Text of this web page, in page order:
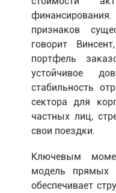
признаков
говорит
портфель
устойчивое
стабильность
сектора для
частных лиц,
свои поездки.
Ключевым
модель прямых
обеспечивает